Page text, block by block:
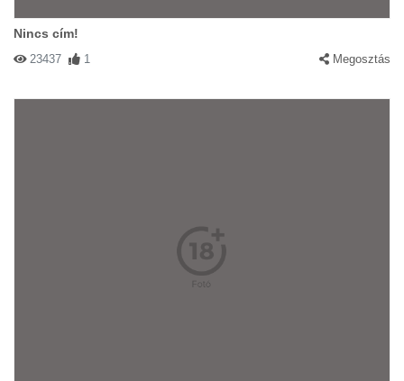
Nincs cím!
23437 1 Megosztás